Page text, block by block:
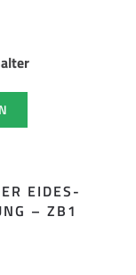
EIDES­
– ZB1